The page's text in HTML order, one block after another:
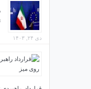
دی ۲۴, ۱۴۰۳